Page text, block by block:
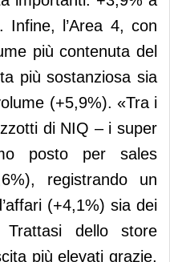
l’Area 4, con
più contenuta del
più sostanziosa sia
(+5,9%). «Tra i
di NIQ – i super
posto per sales
registrando un
(+4,1%) sia dei
dello store
più elevati grazie,